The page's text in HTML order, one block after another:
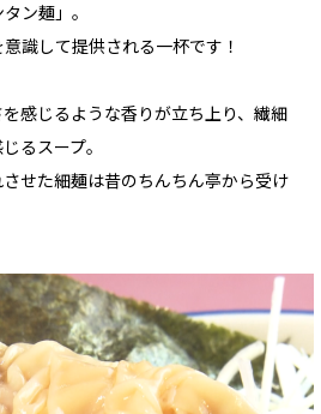
ン麺」。
識して提供される一杯です！
感じるような香りが立ち上り、繊細
るスープ。
せた細麺は昔のちんちん亭から受け